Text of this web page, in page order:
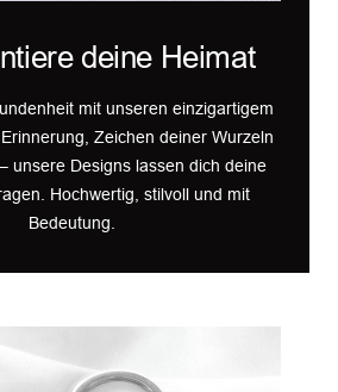
deine Heimat
mit unseren einzigartigem
Zeichen deiner Wurzeln
unsere Designs lassen dich deine
Hochwertig, stilvoll und mit
Bedeutung.